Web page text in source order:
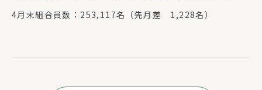
4月末組合員数：253,117名（先月差 1,228名）